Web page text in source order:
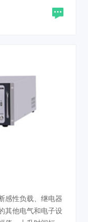
良好的性能和测试
感性负载、继电器
其他电气和电子设